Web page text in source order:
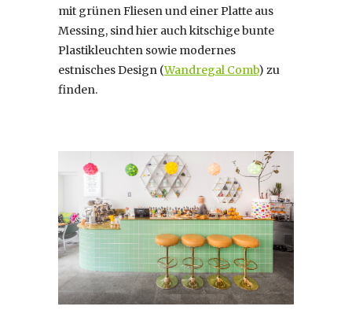
mit grünen Fliesen und einer Platte aus
Messing, sind hier auch kitschige bunte
Plastikleuchten sowie modernes
estnisches Design (Wandregal Comb) zu
finden.